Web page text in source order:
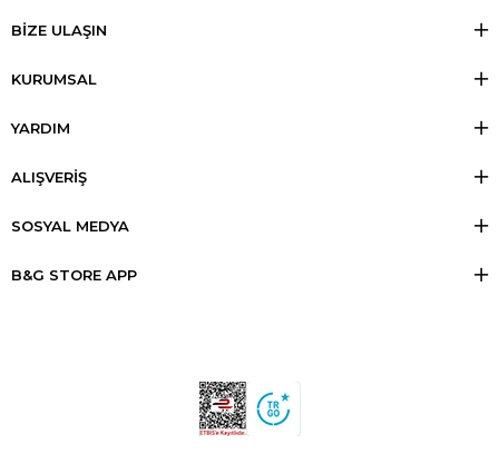
BİZE ULAŞIN
KURUMSAL
YARDIM
ALIŞVERİŞ
SOSYAL MEDYA
B&G STORE APP